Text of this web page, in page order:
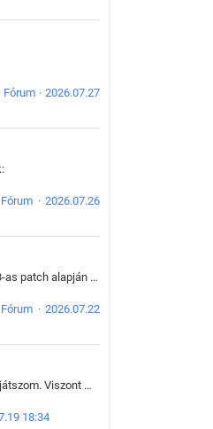
· 2026.07.27
· 2026.07.26
Kártya változások a 36.0.3-as patch alapján frissítve az adatbázisban (képek is cserélve).
· 2026.07.22
Amióta bejött, csak ezzel játszom. Viszont mint minden más - akár az alapjáték is, ez is baromira összetett lett. Néha már pár kör után is esélytelen az egész. Vagy irreállisan túltápol valaki, vagy lelép a partner, vagy csak hülye mint a segg. És amikor eljönne az én időm, na akkor jön el mindenki másé is. Engem jobban érdekelne, hogy ki milyen ratingen szokott játszani. Na ez lenne egy érdekes adat.
18:34